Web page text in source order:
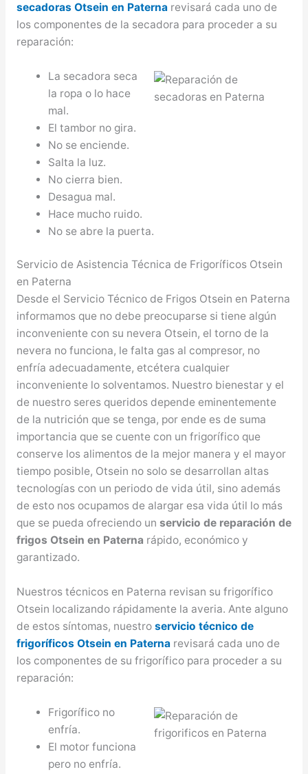
secadoras Otsein en Paternarevisará cada uno de
los componentes de la secadora para proceder a su
reparación:
La secadora seca
la ropa o lo hace
mal.
El tambor no gira.
No se enciende.
Salta la luz.
No cierra bien.
Desagua mal.
Hace mucho ruido.
No se abre la puerta.
Servicio de Asistencia Técnica de Frigoríficos Otsein
en Paterna
Desde el Servicio Técnico de Frigos Otsein en Paterna
informamos que no debe preocuparse si tiene algún
inconveniente con su nevera Otsein, el torno de la
nevera no funciona, le falta gas al compresor, no
enfría adecuadamente, etcétera cualquier
inconveniente lo solventamos. Nuestro bienestar y el
de nuestro seres queridos depende eminentemente
de la nutrición que se tenga, por ende es de suma
importancia que se cuente con un frigorífico que
conserve los alimentos de la mejor manera y el mayor
tiempo posible, Otsein no solo se desarrollan altas
tecnologías con un periodo de vida útil, sino además
de esto nos ocupamos de alargar esa vida útil lo más
que se pueda ofreciendo un servicio de reparación de
frigos Otsein en Paterna rápido, económico y
garantizado.
Nuestros técnicos en Paterna revisan su frigorífico
Otsein localizando rápidamente la averia. Ante alguno
de estos síntomas, nuestro servicio técnico de
frigoríficos Otsein en Paternarevisará cada uno de
los componentes de su frigorífico para proceder a su
reparación:
Frigorífico no
enfría.
El motor funciona
pero no enfría.